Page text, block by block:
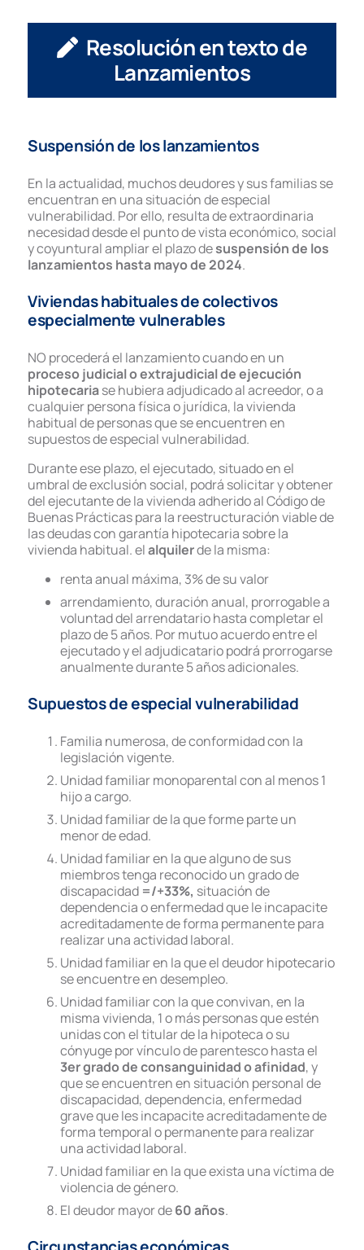
Resolución en texto de
Lanzamientos
Suspensión de los lanzamientos
En la actualidad, muchos deudores y sus familias se
encuentran en una situación de especial
vulnerabilidad. Por ello, resulta de extraordinaria
necesidad desde el punto de vista económico, social
y coyuntural ampliar el plazo desuspensión de los
lanzamientos hasta mayo de 2024.
Viviendas habituales de colectivos
especialmente vulnerables
NO procederá el lanzamiento cuando en un
proceso judicial o extrajudicial de ejecución
hipotecariase hubiera adjudicado al acreedor, o a
cualquier persona física o jurídica, la vivienda
habitual de personas que se encuentren en
supuestos de especial vulnerabilidad.
Durante ese plazo, el ejecutado, situado en el
umbral de exclusión social, podrá solicitar y obtener
del ejecutante de la vivienda adherido al Código de
Buenas Prácticas para la reestructuración viable de
las deudas con garantía hipotecaria sobre la
vivienda habitual.elalquilerde la misma:
renta anual máxima, 3% de su valor
arrendamiento, duración anual, prorrogable a
voluntad del arrendatario hasta completar el
plazo de 5 años. Por mutuo acuerdo entre el
ejecutado y el adjudicatario podrá prorrogarse
anualmente durante 5 años adicionales.
Supuestos de especial vulnerabilidad
Familia numerosa, de conformidad con la
legislación vigente.
Unidad familiar monoparental con al menos 1
hijo a cargo.
Unidad familiar de la que forme parte un
menor de edad.
Unidad familiar en la que alguno de sus
miembros tenga reconocido un grado de
discapacidad =/+33%, situación de
dependencia o enfermedad que le incapacite
acreditadamente de forma permanente para
realizar una actividad laboral.
Unidad familiar en la que el deudor hipotecario
se encuentre en desempleo.
Unidad familiar con la que convivan, en la
misma vivienda, 1 o más personas que estén
unidas con el titular de la hipoteca o su
cónyuge por vínculo de parentesco hasta el
3er grado de consanguinidad o afinidad, y
que se encuentren en situación personal de
discapacidad, dependencia, enfermedad
grave que les incapacite acreditadamente de
forma temporal o permanente para realizar
una actividad laboral.
Unidad familiar en la que exista una víctima de
violencia de género.
El deudormayor de60 años.